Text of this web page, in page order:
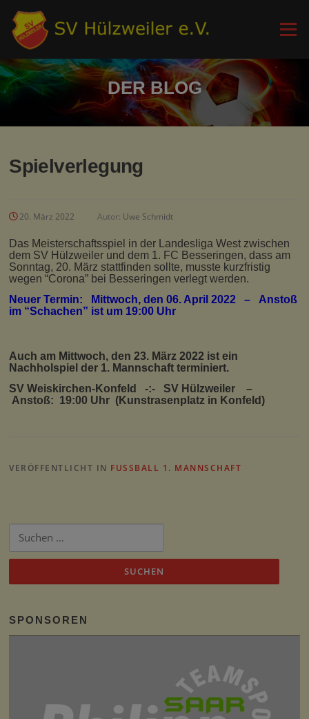
Inhalt
springen
Menü
DER BLOG
Spielverlegung
20. März 2022 Autor: Uwe Schmidt
Das Meisterschaftsspiel in der Landesliga West zwischen
dem SV Hülzweiler und dem 1. FC Besseringen, dass am
Sonntag, 20. März stattfinden sollte, musste kurzfristig
wegen “Corona” bei Besseringen verlegt werden.
Neuer Termin: Mittwoch, den 06. April 2022 – Anstoß
im “Schachen” ist um 19:00 Uhr
Auch am Mittwoch, den 23. März 2022 ist ein
Nachholspiel der 1. Mannschaft terminiert.
SV Weiskirchen-Konfeld -:- SV Hülzweiler –
Anstoß: 19:00 Uhr (Kunstrasenplatz in Konfeld)
VERÖFFENTLICHT IN FUSSBALL 1. MANNSCHAFT
nach:
SPONSOREN